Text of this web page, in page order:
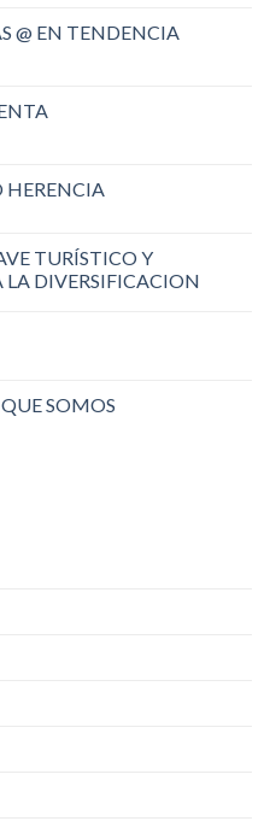
@ EN TENDENCIA
HERENCIA
TURÍSTICO Y
DIVERSIFICACION
SOMOS